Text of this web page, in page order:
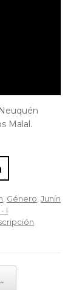
Malal.
Género Junín
I